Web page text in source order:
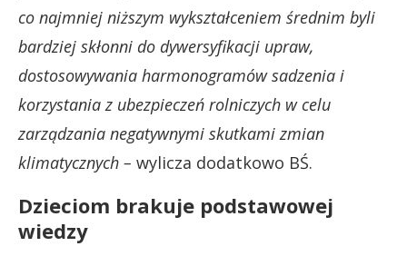
co najmniej niższym wykształceniem średnim byli
bardziej skłonni do dywersyfikacji upraw,
dostosowywania harmonogramów sadzenia i
korzystania z ubezpieczeń rolniczych w celu
zarządzania negatywnymi skutkami zmian
klimatycznych – wylicza dodatkowo BŚ.
Dzieciom brakuje podstawowej
wiedzy